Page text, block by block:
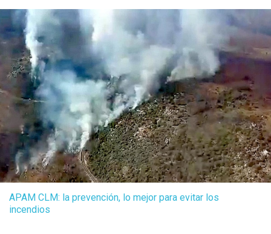
APAM CLM: la prevención, lo mejor para evitar los
incendios